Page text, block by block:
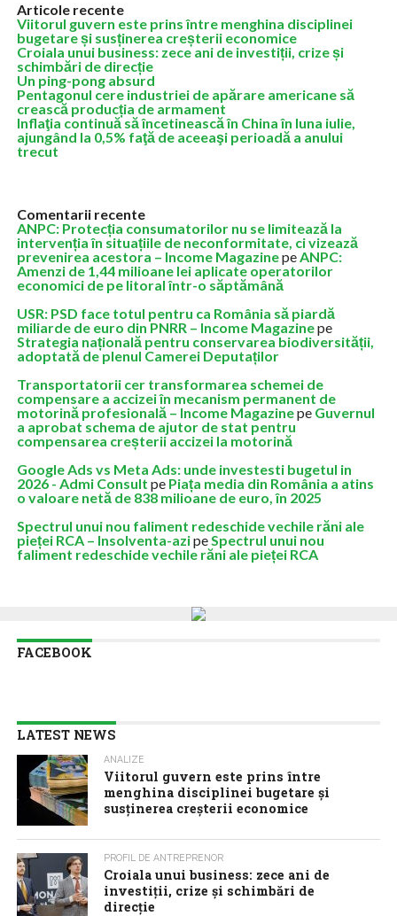
Articole recente
Viitorul guvern este prins între menghina disciplinei
bugetare și susținerea creșterii economice
Croiala unui business: zece ani de investiții, crize și
schimbări de direcție
Un ping-pong absurd
Pentagonul cere industriei de apărare americane să
crească producția de armament
Inflaţia continuă să încetinească în China în luna iulie,
ajungând la 0,5% faţă de aceeaşi perioadă a anului
trecut
Comentarii recente
ANPC: Protecția consumatorilor nu se limitează la
intervenția în situațiile de neconformitate, ci vizează
prevenirea acestora – Income MagazinepeANPC:
Amenzi de 1,44 milioane lei aplicate operatorilor
economici de pe litoral într-o săptămână
USR: PSD face totul pentru ca România să piardă
miliarde de euro din PNRR – Income Magazinepe
Strategia națională pentru conservarea biodiversității,
adoptată de plenul Camerei Deputaților
Transportatorii cer transformarea schemei de
compensare a accizei în mecanism permanent de
motorină profesională – Income Magazinepe Guvernul
a aprobat schema de ajutor de stat pentru
compensarea creșterii accizei la motorină
Google Ads vs Meta Ads: unde investesti bugetul in
2026 - Admi Consult pe Piața media din România a atins
o valoare netă de 838 milioane de euro, în 2025
Spectrul unui nou faliment redeschide vechile răni ale
pieței RCA – Insolventa-azipeSpectrul unui nou
faliment redeschide vechile răni ale pieței RCA
FACEBOOK
LATEST NEWS
ANALIZE
Viitorul guvern este prins între
menghina disciplinei bugetare și
susținerea creșterii economice
PROFIL DE ANTREPRENOR
Croiala unui business: zece ani de
investiții, crize și schimbări de
direcție